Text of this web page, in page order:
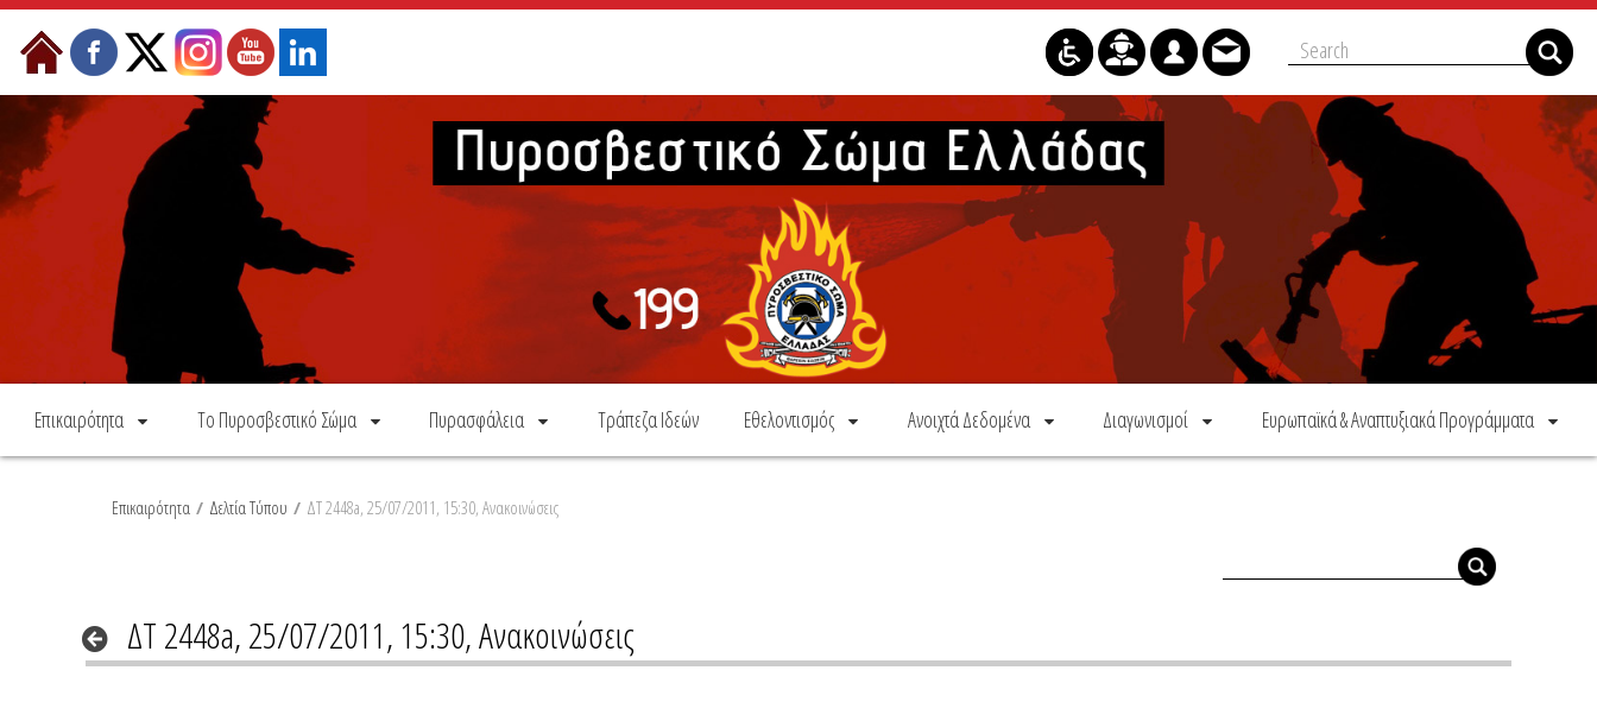
Skip to Content
Επικαιρότητα Το Πυροσβεστικό Σώμα Πυρασφάλεια Τράπεζα Ιδεών Εθελοντισμός Ανοιχτά Δεδομένα Διαγωνισμοί Ευρωπαϊκά & Αναπτυξιακά Προγράμματα
Επικαιρότητα / Δελτία Τύπου / ΔΤ 2448a, 25/07/2011, 15:30, Ανακοινώσεις
ΔΤ 2448a, 25/07/2011, 15:30, Ανακοινώσεις